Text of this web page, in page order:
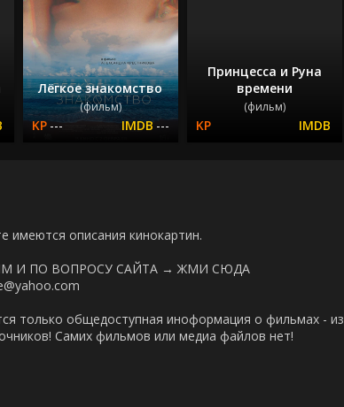
Лёгкое знакомство
(фильм)
--- ---
Принцесса и Руна
времени
(фильм)
имеются описания кинокартин.
И ПО ВОПРОСУ САЙТА → ЖМИ СЮДА
только общедоступная иноформация о фильмах - из
Самих фильмов или медиа файлов нет!